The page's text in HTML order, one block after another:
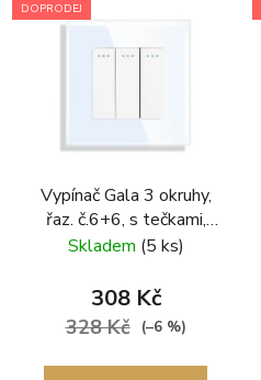
DOPRODEJ
Vypínač Gala 3 okruhy,
řaz. č.6+6, s tečkami,
skleněný rámeček, bílá
Skladem (5 ks)
308 Kč
328 Kč (–6 %)